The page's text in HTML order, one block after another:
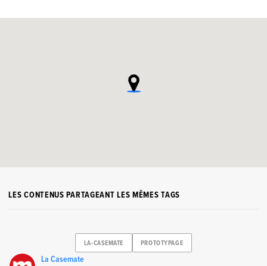
LES CONTENUS PARTAGEANT LES MÊMES TAGS
LA-CASEMATE PROTOTYPAGE
La Casemate